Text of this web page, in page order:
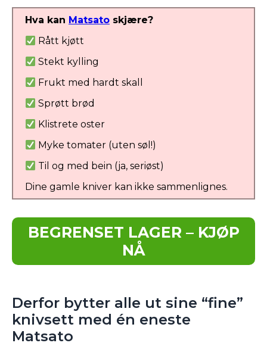
Hva kan Matsato skjære?
Rått kjøtt
Stekt kylling
Frukt med hardt skall
Sprøtt brød
Klistrete oster
Myke tomater (uten søl!)
Til og med bein (ja, seriøst)
Dine gamle kniver kan ikke sammenlignes.
BEGRENSET LAGER – KJØP
NÅ
Derfor bytter alle ut sine “fine”
knivsett med én eneste
Matsato